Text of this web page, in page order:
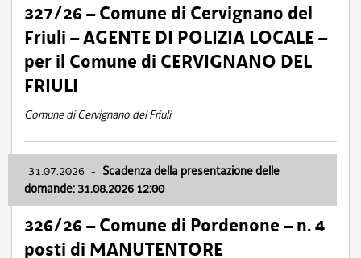
327/26 – Comune di Cervignano del
Friuli – AGENTE DI POLIZIA LOCALE –
per il Comune di CERVIGNANO DEL
FRIULI
Comune di Cervignano del Friuli
31.07.2026 - Scadenza della presentazione delle
domande: 31.08.2026 12:00
326/26 – Comune di Pordenone – n. 4
posti di MANUTENTORE